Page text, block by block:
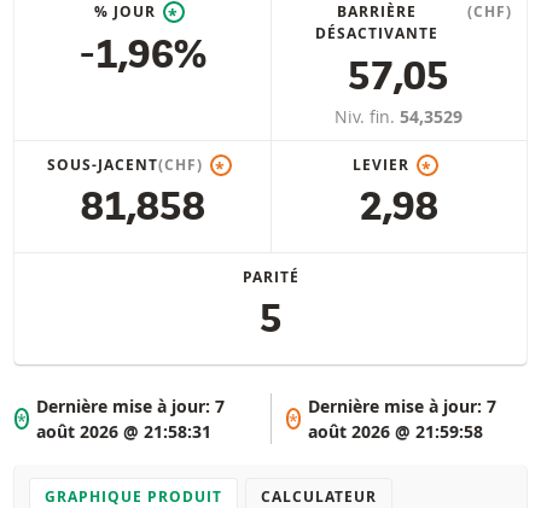
% JOUR *
-1,96%
BARRIÈRE
DÉSACTIVANTE
(CHF)
57,05
Niv. fin. 54,3529
SOUS-JACENT(CHF) *
81,858
LEVIER *
2,98
PARITÉ
5
*
Dernière mise à jour:7
août 2026 @ 21:58:31
*
Dernière mise à jour: 7
août 2026 @ 21:59:58
GRAPHIQUE PRODUIT
CALCULATEUR